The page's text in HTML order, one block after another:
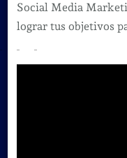
Social Media
lograr tus objetivos